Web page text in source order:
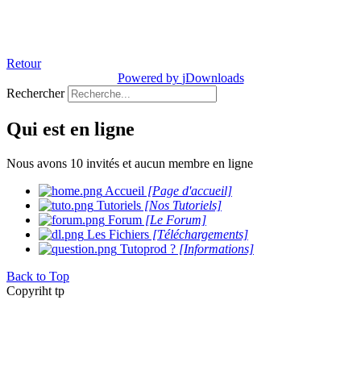
Retour
Powered by jDownloads
Rechercher
Qui est en ligne
Nous avons 10 invités et aucun membre en ligne
Accueil [Page d'accueil]
Tutoriels [Nos Tutoriels]
Forum [Le Forum]
Les Fichiers [Téléchargements]
Tutoprod ? [Informations]
Back to Top
Copyriht tp